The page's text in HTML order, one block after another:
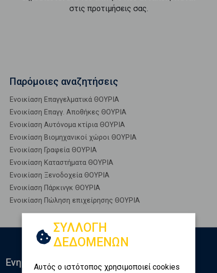
στις προτιμήσεις σας.
Παρόμοιες αναζητήσεις
Ενοικίαση Επαγγελματικά ΘΟΥΡΙΑ
Ενοικίαση Επαγγ. Αποθήκες ΘΟΥΡΙΑ
Ενοικίαση Αυτόνομα κτίρια ΘΟΥΡΙΑ
Ενοικίαση Βιομηχανικοί χώροι ΘΟΥΡΙΑ
Ενοικίαση Γραφεία ΘΟΥΡΙΑ
Ενοικίαση Καταστήματα ΘΟΥΡΙΑ
Ενοικίαση Ξενοδοχεία ΘΟΥΡΙΑ
Ενοικίαση Πάρκινγκ ΘΟΥΡΙΑ
Ενοικίαση Πώληση επιχείρησης ΘΟΥΡΙΑ
ΣΥΛΛΟΓΗ
ΔΕΔΟΜΕΝΩΝ
Αυτός ο ιστότοπος χρησιμοποιεί cookies
Ενημερωθείτε